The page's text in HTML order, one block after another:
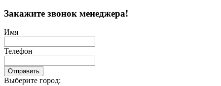
Закажите звонок менеджера!
Имя
Телефон
Отправить
Выберите город: